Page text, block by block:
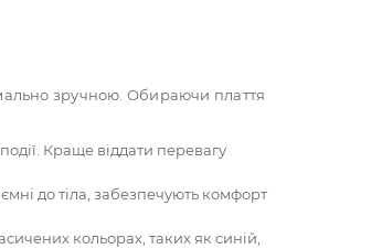
зручною. Обираючи плаття
Краще віддати перевагу
до тіла, забезпечують комфорт
кольорах, таких як синій,